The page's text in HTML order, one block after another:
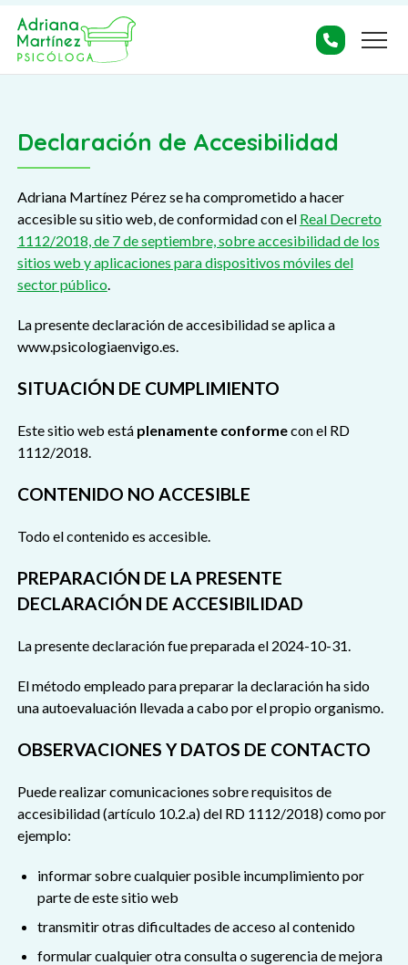
Declaración de Accesibilidad
Adriana Martínez Pérez se ha comprometido a hacer
accesible su sitio web, de conformidad con el Real Decreto
1112/2018, de 7 de septiembre, sobre accesibilidad de los
sitios web y aplicaciones para dispositivos móviles del
sector público
La presente declaración de accesibilidad se aplica a
www.psicologiaenvigo.es.
SITUACIÓN DE CUMPLIMIENTO
Este sitio web está plenamente conformecon el RD
1112/2018.
CONTENIDO NO ACCESIBLE
Todo el contenido es accesible.
PREPARACIÓN DE LA PRESENTE
DECLARACIÓN DE ACCESIBILIDAD
La presente declaración fue preparada el 2024-10-31.
El método empleado para preparar la declaración ha sido
una autoevaluación llevada a cabo por el propio organismo.
OBSERVACIONES Y DATOS DE CONTACTO
Puede realizar comunicaciones sobre requisitos de
accesibilidad (artículo 10.2.a) del RD 1112/2018) como por
ejemplo:
informar sobre cualquier posible incumplimiento por
parte de este sitio web
transmitir otras dificultades de acceso al contenido
formular cualquier otra consulta o sugerencia de mejora